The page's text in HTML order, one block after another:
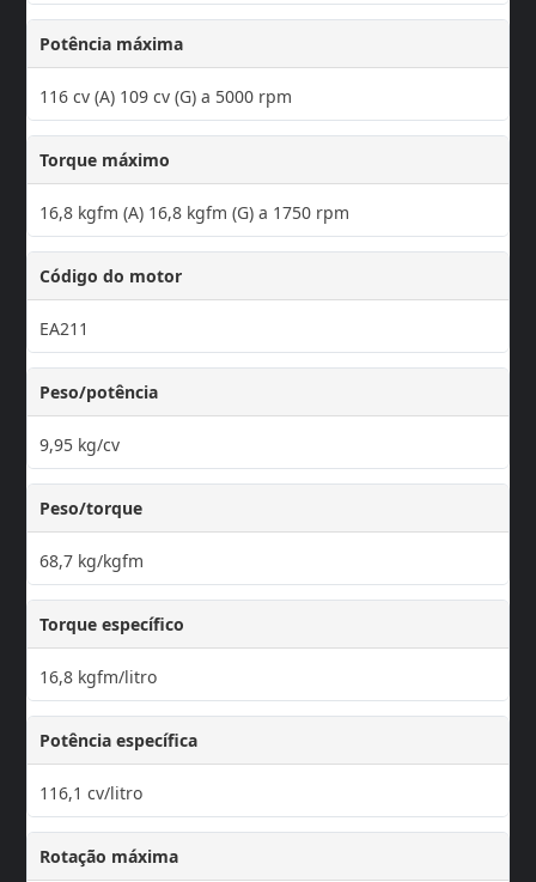
Potência máxima
116 cv (A) 109 cv (G) a 5000 rpm
Torque máximo
16,8 kgfm (A) 16,8 kgfm (G) a 1750 rpm
Código do motor
EA211
Peso/potência
9,95 kg/cv
Peso/torque
68,7 kg/kgfm
Torque específico
16,8 kgfm/litro
Potência específica
116,1 cv/litro
Rotação máxima